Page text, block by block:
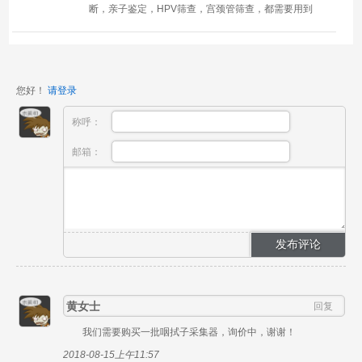
断，亲子鉴定，HPV筛查，宫颈管筛查，都需要用到
您好！ 请登录
称呼：
邮箱：
黄女士 回复
我们需要购买一批咽拭子采集器，询价中，谢谢！
2018-08-15上午11:57